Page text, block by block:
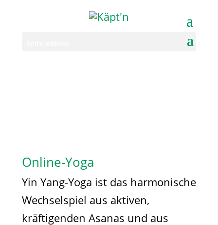
Online-Yoga
Yin Yang-Yoga ist das harmonische
Wechselspiel aus aktiven,
kräftigenden Asanas und aus